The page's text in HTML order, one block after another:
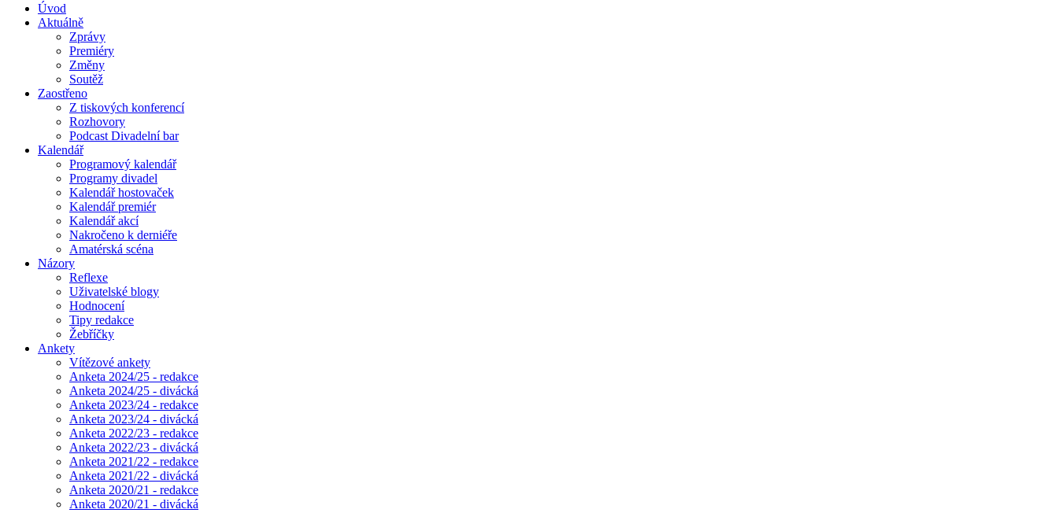
Úvod
Aktuálně
Zprávy
Premiéry
Změny
Soutěž
Zaostřeno
Z tiskových konferencí
Rozhovory
Podcast Divadelní bar
Kalendář
Programový kalendář
Programy divadel
Kalendář hostovaček
Kalendář premiér
Kalendář akcí
Nakročeno k derniéře
Amatérská scéna
Názory
Reflexe
Uživatelské blogy
Hodnocení
Tipy redakce
Žebříčky
Ankety
Vítězové ankety
Anketa 2024/25 - redakce
Anketa 2024/25 - divácká
Anketa 2023/24 - redakce
Anketa 2023/24 - divácká
Anketa 2022/23 - redakce
Anketa 2022/23 - divácká
Anketa 2021/22 - redakce
Anketa 2021/22 - divácká
Anketa 2020/21 - redakce
Anketa 2020/21 - divácká